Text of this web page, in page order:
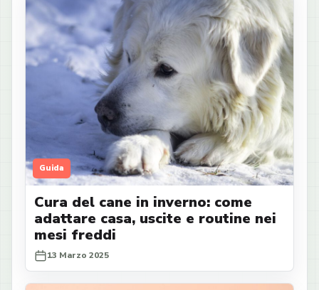
Guida
Cura del cane in inverno: come
adattare casa, uscite e routine nei
mesi freddi
13 Marzo 2025